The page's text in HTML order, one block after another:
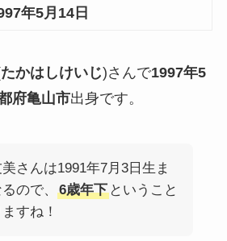
年5月14日
たかはしけいじ)さんで1997年5
府亀山市出身です。
さんは1991年7月3日生ま
ので、
6歳年下ということ
すね！